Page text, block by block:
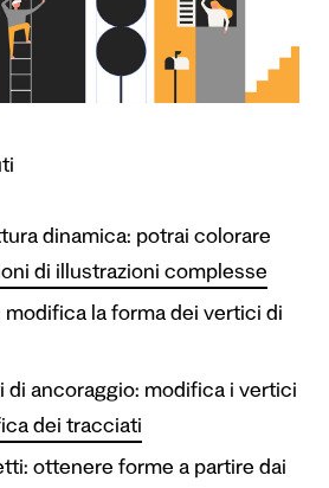
dinamica: potrai colorare
di illustrazioni complesse
la forma dei vertici di
ancoraggio: modifica i vertici
dei tracciati
ottenere forme a partire dai